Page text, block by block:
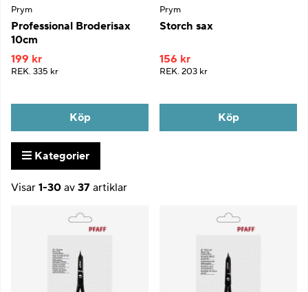
Prym
Professional Broderisax
10cm
199 kr
REK. 335 kr
Köp
Prym
Storch sax
156 kr
REK. 203 kr
Köp
Kategorier
Visar 1-30 av 37 artiklar